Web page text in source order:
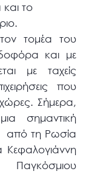
και το
τομέα του
και με
με ταχείς
που
χώρες. Σήμερα,
σημαντική
από τη Ρωσία
Κεφαλογιάννη
Παγκόσμιου